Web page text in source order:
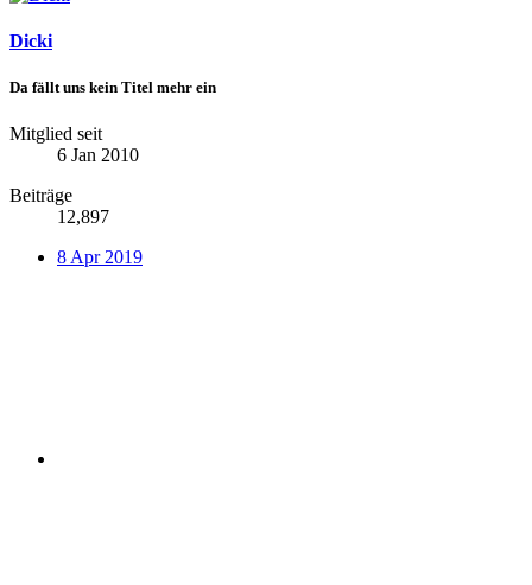
Dicki
Da fällt uns kein Titel mehr ein
Mitglied seit
6 Jan 2010
Beiträge
12,897
8 Apr 2019